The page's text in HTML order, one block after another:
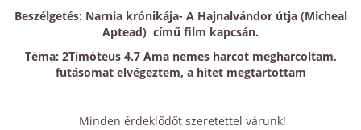
Beszélgetés: Narnia krónikája- A Hajnalvándor útja (Micheal
Aptead) című film kapcsán.
Téma: 2Timóteus 4.7 Ama nemes harcot megharcoltam,
futásomat elvégeztem, a hitet megtartottam
Minden érdeklődőt szeretettel várunk!